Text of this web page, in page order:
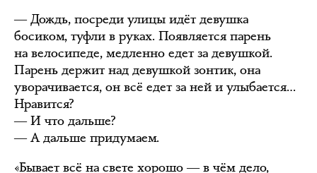
― Дождь, посреди улицы идёт девушка
босиком, туфли в руках. Появляется парень
на велосипеде, медленно едет за девушкой.
Парень держит над девушкой зонтик, она
уворачивается, он всё едет за ней и улыбается…
Нравится?
― И что дальше?
― А дальше придумаем.
«Бывает всё на свете хорошо ― в чём дело,